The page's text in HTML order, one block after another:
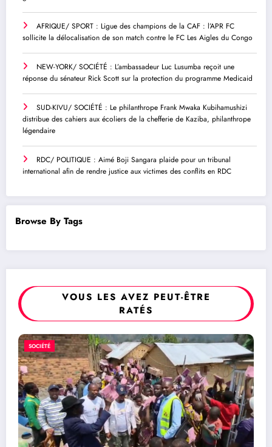
AFRIQUE/ SPORT : Ligue des champions de la CAF : l’APR FC
sollicite la délocalisation de son match contre le FC Les Aigles du Congo
NEW-YORK/ SOCIÉTÉ : L’ambassadeur Luc Lusumba reçoit une
réponse du sénateur Rick Scott sur la protection du programme Medicaid
SUD-KIVU/ SOCIÉTÉ : Le philanthrope Frank Mwaka Kubihamushizi
distribue des cahiers aux écoliers de la chefferie de Kaziba, philanthrope
légendaire
RDC/ POLITIQUE : Aimé Boji Sangara plaide pour un tribunal
international afin de rendre justice aux victimes des conflits en RDC
Browse By Tags
VOUS LES AVEZ PEUT-ÊTRE
RATÉS
POLITIQUE